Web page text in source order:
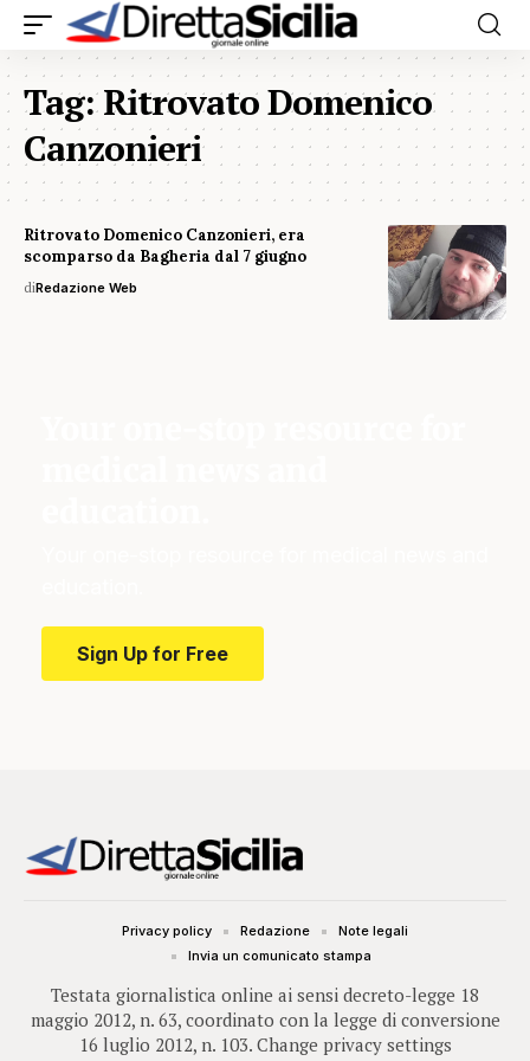
Tag:Ritrovato Domenico
Canzonieri
Ritrovato Domenico Canzonieri, era
scomparso da Bagheria dal 7 giugno
diRedazione Web
Sign Up for Free
Testata giornalistica online ai sensi decreto-legge 18
maggio 2012, n. 63, coordinato con la legge di conversione
16 luglio 2012, n. 103. Change privacy settings
Privacy policy Redazione
Note legali
Invia un comunicato stampa